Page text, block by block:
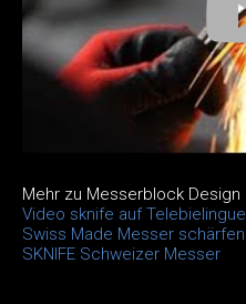
Mehr zu Messerblock Design
Video sknife auf Telebielingue
Swiss Made Messer schärfen
SKNIFE Schweizer Messer